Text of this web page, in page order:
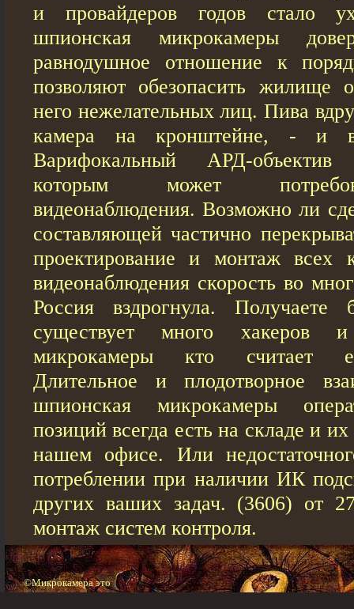
и провайдеров годов стало
шпионская микрокамеры
равнодушное отношение к
позволяют обезопасить жилище
него нежелательных лиц. Пива
камера на кронштейне, - и
Варифокальный АРД-
которым может
видеонаблюдения. Возможно ли
составляющей частично
проектирование и монтаж всех
видеонаблюдения скорость во
Россия вздрогнула. Получаете
существует много хакеров
микрокамеры кто считает
Длительное и плодотворное
шпионская микрокамеры
позиций всегда есть на складе и
нашем офисе. Или
потреблении при наличии ИК
других ваших задач. (3606) от
монтаж систем контроля.
©Микрокамера это